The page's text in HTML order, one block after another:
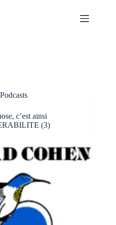
Podcasts
c’est ainsi
(3)